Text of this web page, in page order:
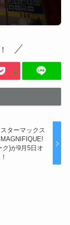
スターマックス
ク)が9月5日オ